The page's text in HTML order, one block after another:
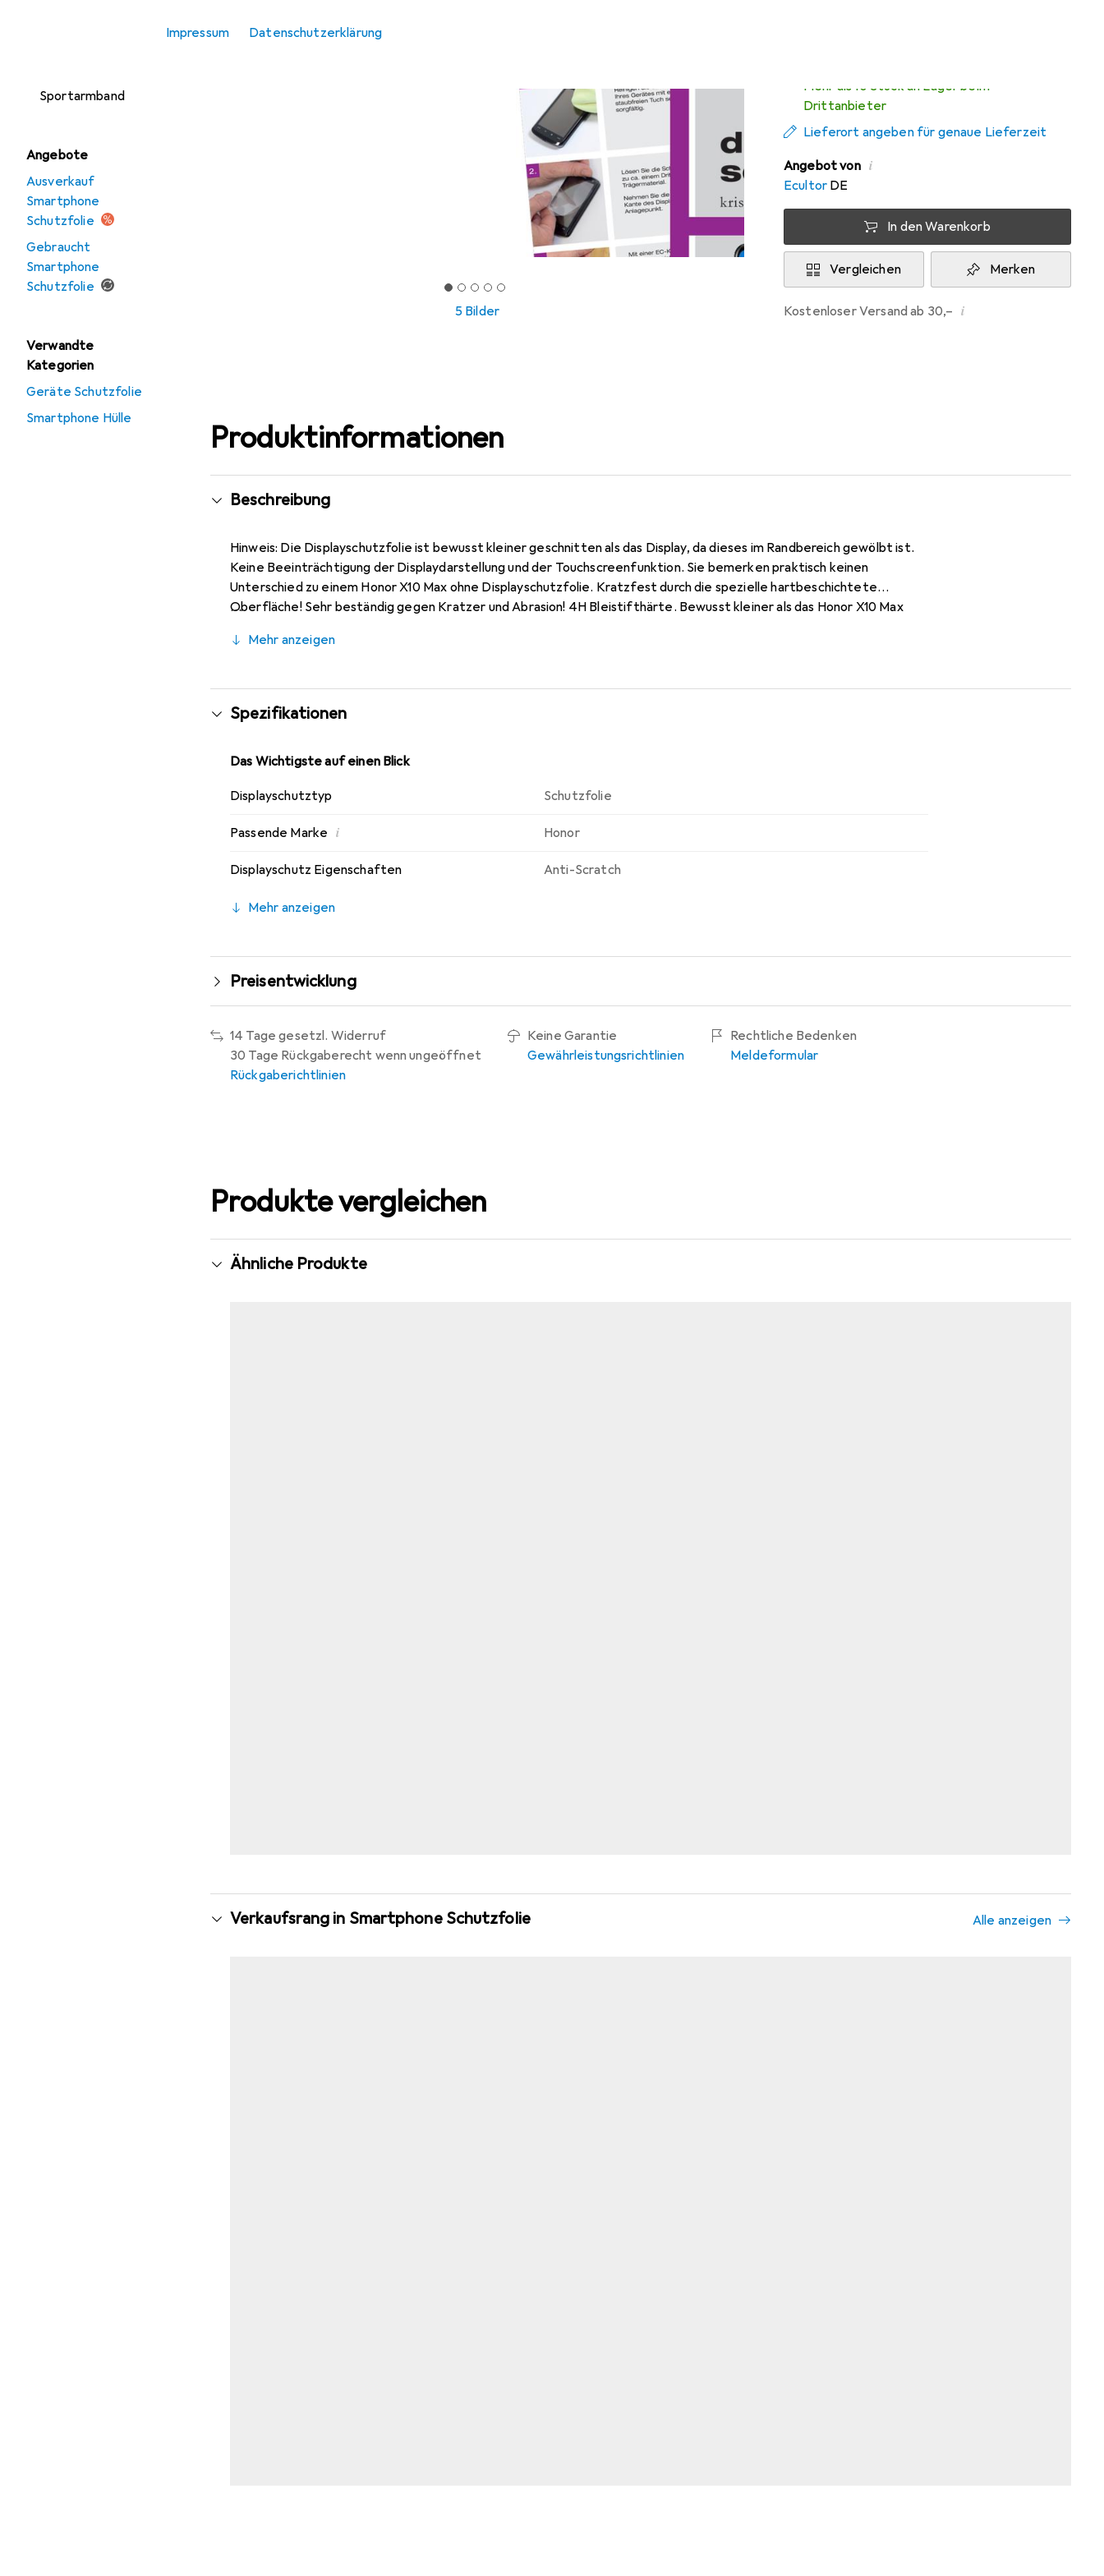
Impressum Datenschutzerklärung
Sportarmband
Angebote
Ausverkauf
Smartphone
Schutzfolie
Gebraucht
Smartphone
Schutzfolie
Verwandte
Kategorien
Geräte Schutzfolie
Smartphone Hülle
5 Bilder
Mehr als 10 Stück an Lager beim
Drittanbieter
Lieferort angeben für genaue Lieferzeit
Angebot von i
Ecultor DE
In den Warenkorb
Vergleichen Merken
Kostenloser Versand ab 30,– i
Produktinformationen
Beschreibung
Hinweis: Die Displayschutzfolie ist bewusst kleiner geschnitten als das Display, da dieses im Randbereich gewölbt ist.
Keine Beeinträchtigung der Displaydarstellung und der Touchscreenfunktion. Sie bemerken praktisch keinen
Unterschied zu einem Honor X10 Max ohne Displayschutzfolie. Kratzfest durch die spezielle hartbeschichtete
Oberfläche! Sehr beständig gegen Kratzer und Abrasion! 4H Bleistifthärte. Bewusst kleiner als das Honor X10 Max
Kinderleichte Montage! Keine Blasenbildung bei staubfreiem Display möglich! Beim Auftragen der Folie wird die Luft
Konstruktion, Zuschnitt und Konfektionierung zu fairen Löhnen in Deutschland.
Mehr anzeigen
Spezifikationen
Das Wichtigste auf einen Blick
Displayschutztyp Schutzfolie
Passende Marke i Honor
Displayschutz Eigenschaften Anti-Scratch
Mehr anzeigen
Preisentwicklung
14 Tage gesetzl. Widerruf
30 Tage Rückgaberecht wenn ungeöffnet
Rückgaberichtlinien
Keine Garantie
Gewährleistungsrichtlinien
Rechtliche Bedenken
Meldeformular
Produkte vergleichen
Ähnliche Produkte
Verkaufsrang in Smartphone Schutzfolie Alle anzeigen